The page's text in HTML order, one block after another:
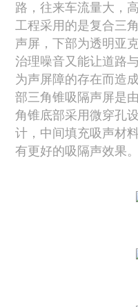
路，往来车流量大，
工程采用的是复合三
声屏，下部为透明亚
治理噪音又能让道路
为声屏障的存在而造
部三角锥吸隔声屏是
角锥底部采用微穿孔
计，中间填充吸声材
有更好的吸隔声效果。